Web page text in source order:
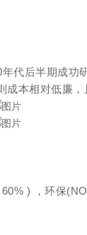
代后半期成
本相对低廉
) ，环保